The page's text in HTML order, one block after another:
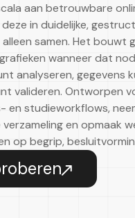
aan betrouwbare
in duidelijke,
samen. Het bouwt
wanneer dat
analyseren, gegevens
valideren. Ontworpen
en studieworkflows,
en opmaak
op begrip,